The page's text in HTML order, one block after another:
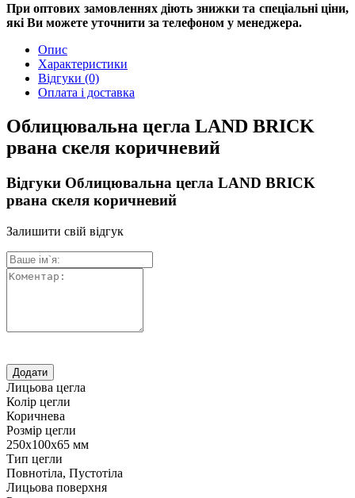
При оптових замовленнях діють знижки та спеціальні ціни,
які Ви можете уточнити за телефоном у менеджера.
Опис
Характеристики
Відгуки (0)
Оплата і доставка
Облицювальна цегла LAND BRICK
рвана скеля коричневий
Відгуки Облицювальна цегла LAND BRICK
рвана скеля коричневий
Залишити свій відгук
Лицьова цегла
Колір цегли
Коричнева
Розмір цегли
250х100х65 мм
Тип цегли
Повнотіла, Пустотіла
Лицьова поверхня